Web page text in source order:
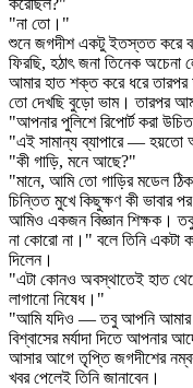
"না তো।"
শুনে জগদীশ একটু ইতস্তত করে
ফিরছি, হঠাৎ জনা তিনেক
আমার হাত শক্ত করে ধরে তারপর
তো দেখছি বুড়ো ভাম। তারপর
"আপনার পুলিশে রিপোর্ট করা
"এই সামান্য ব্যাপারে —
"কী গাড়ি, মনে আছে?"
"মানে, আমি তো গাড়ির মডেল
চিন্তিত মুখে কিছুক্ষণ কী ভাবার
আমিও একজন বিজ্ঞান শিক্ষক। তবু
না কোরো না।" বলে তিনি একটা
দিলেন।
"এটা কোনও অবস্থাতেই হাত
লাগানো নিষেধ।"
"আমি যদিও — তবু আপনি আমার
বিশ্বাসের মর্যাদা দিতে
আসার আগে তৃপ্তি জগদীশের
খবর পেলেই তিনি জানাবেন।